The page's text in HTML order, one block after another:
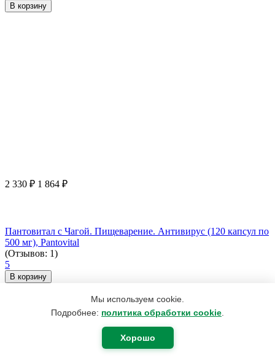
Мы используем cookie.
Подробнее: политика обработки cookie
Хорошо
В корзину
2 330 ₽ 1 864 ₽
Пантовитал с Чагой. Пищеварение. Антивирус (120 капсул по
500 мг), Pantovital
(Отзывов: 1)
5
В корзину